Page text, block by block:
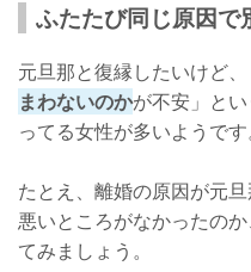
ふたたび同じ原因で
元旦那と復縁したいけど、
まわないのかが不安」と
ってる女性が多いようです
たとえ、離婚の原因が元
悪いところがなかったの
てみましょう。